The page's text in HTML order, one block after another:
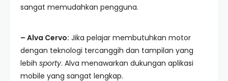
sangat memudahkan pengguna.
– Alva Cervo: Jika pelajar membutuhkan motor
dengan teknologi tercanggih dan tampilan yang
lebih sporty. Alva menawarkan dukungan aplikasi
mobile yang sangat lengkap.